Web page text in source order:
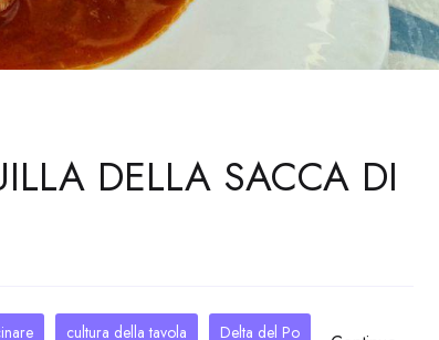
DELLA SACCA DI
cultura della tavola Delta del Po